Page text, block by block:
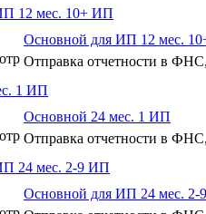
12 мес. 10+ ИП
Основной для ИП 12 мес.
Отправка отчетности в
1 ИП
Основной 24 мес. 1 ИП
Отправка отчетности в
24 мес. 2-9 ИП
Основной для ИП 24 мес.